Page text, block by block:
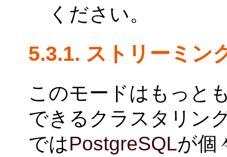
ください。
5.3.1. ストリーミン
このモードはもっと
できるクラスタリン
ではPostgreSQLが個